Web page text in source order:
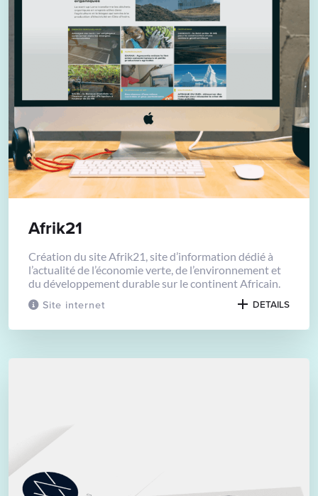
Site internet
Afrik21
Création du site Afrik21, site d’information dédié à
l’actualité de l’économie verte, de l’environnement et
du développement durable sur le continent Africain.
DETAILS